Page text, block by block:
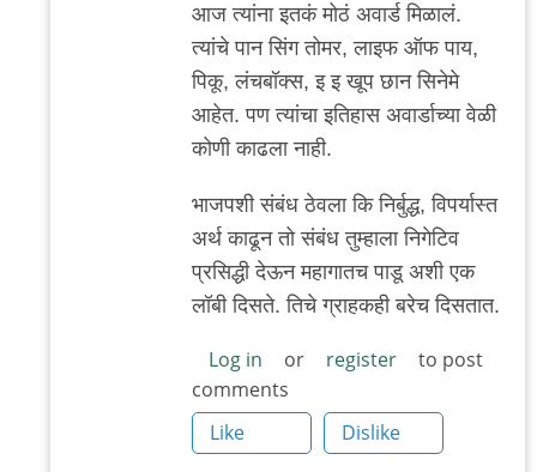
by
मी
आज त्यांना इतकं मोठं अवार्ड मिळालं.
त्यांचे पान सिंग तोमर, लाइफ ऑफ पाय,
पिकू, लंचबॉक्स, इ इ खूप छान सिनेमे
आहेत. पण त्यांचा इतिहास अवार्डाच्या वेळी
कोणी काढला नाही.
भाजपशी संबंध ठेवला कि निर्बुद्ध, विपर्यास्त
अर्थ काढून तो संबंध तुम्हाला निगेटिव
प्रसिद्धी देऊन महागातच पाडू अशी एक
लॉबी दिसते. तिचे ग्राहकही बरेच दिसतात.
Log in or register
to post
comments
Like
Dislike